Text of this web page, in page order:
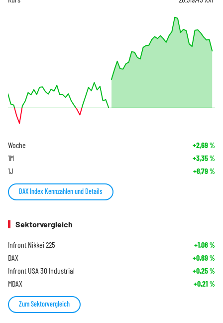
Woche +2,69%
1M +3,35%
1J +8,79%
DAX Index Kennzahlen und Details
Sektorvergleich
Infront Nikkei 225 +1,08%
DAX +0,69%
Infront USA 30 Industrial +0,25%
MDAX +0,21 %
Zum Sektorvergleich